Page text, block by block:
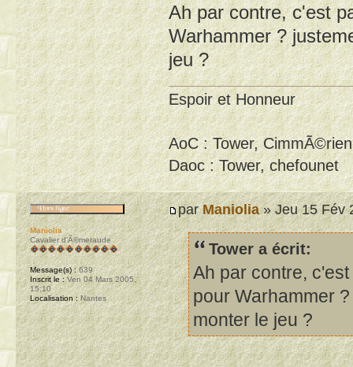
Ah par contre, c'est
Warhammer ?
jeu ?
Espoir et Honneur
AoC : Tower,
Daoc : Tower, chefounet
parManiolia» Jeu 15 Fév
Tower a écrit:
Ah par contre,
pour Warhammer
monter le jeu ?
Maniolia
Cavalier d'Ã©meraude
Message(s) :639
Inscrit le :Ven 04 Mars 2005,
15:10
Localisation :Nantes